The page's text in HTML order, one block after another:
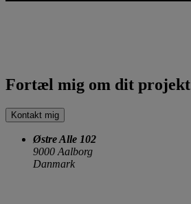
Fortæl mig om dit projekt
Kontakt mig
Østre Alle 102
9000 Aalborg
Danmark